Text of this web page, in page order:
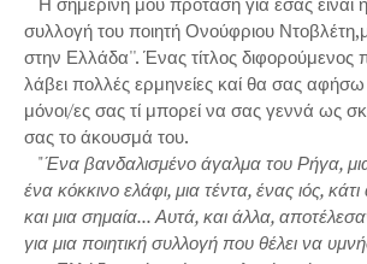
συλλογή του ποιητή Ονούφριου
στην Ελλάδα''. Ένας τίτλος διφορούμενος
λάβει πολλές ερμηνείες καί θα σας αφήσω
μόνοι/ες σας τί μπορεί να σας γεννά ως
σας το άκουσμά του.
"Ένα βανδαλισμένο άγαλμα του Ρήγα,
ένα κόκκινο ελάφι, μια τέντα, ένας ιός,
και μια σημαία... Αυτά, και άλλα,
για μια ποιητική συλλογή που θέλει να